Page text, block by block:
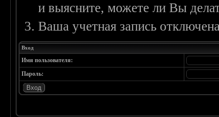
и выясните, можете ли Вы
Ваша учетная запись
Вход
Имя пользователя:
Пароль: